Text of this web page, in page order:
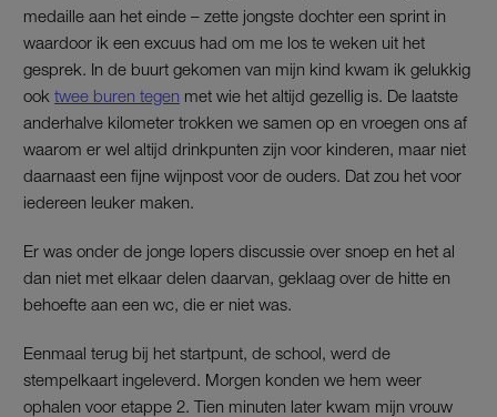
medaille aan het einde – zette jongste dochter een sprint in
waardoor ik een excuus had om me los te weken uit het
gesprek. In de buurt gekomen van mijn kind kwam ik gelukkig
ook twee buren tegen met wie het altijd gezellig is. De laatste
anderhalve kilometer trokken we samen op en vroegen ons af
waarom er wel altijd drinkpunten zijn voor kinderen, maar niet
daarnaast een fijne wijnpost voor de ouders. Dat zou het voor
iedereen leuker maken.
Er was onder de jonge lopers discussie over snoep en het al
dan niet met elkaar delen daarvan, geklaag over de hitte en
behoefte aan een wc, die er niet was.
Eenmaal terug bij het startpunt, de school, werd de
stempelkaart ingeleverd. Morgen konden we hem weer
ophalen voor etappe 2. Tien minuten later kwam mijn vrouw